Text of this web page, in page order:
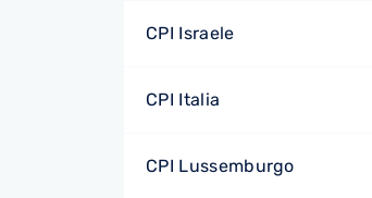
CPI Israele
CPI Italia
CPI Lussemburgo